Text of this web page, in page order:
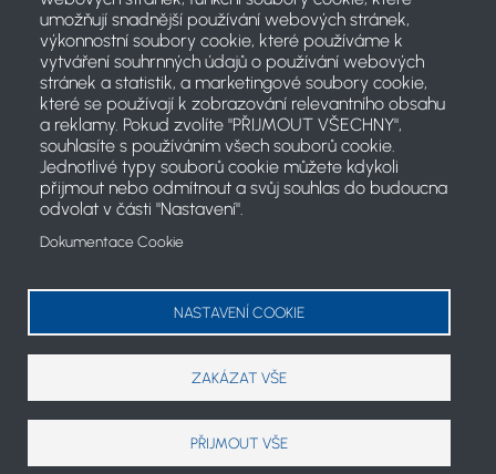
umožňují snadnější používání webových stránek,
výkonnostní soubory cookie, které používáme k
vytváření souhrnných údajů o používání webových
stránek a statistik, a marketingové soubory cookie,
které se používají k zobrazování relevantního obsahu
a reklamy. Pokud zvolíte "PŘIJMOUT VŠECHNY",
souhlasíte s používáním všech souborů cookie.
Jednotlivé typy souborů cookie můžete kdykoli
přijmout nebo odmítnout a svůj souhlas do budoucna
odvolat v části "Nastavení".
Dokumentace Cookie
NASTAVENÍ COOKIE
ZAKÁZAT VŠE
PŘIJMOUT VŠE
Koncept projektu a články: PR komise ČSJ